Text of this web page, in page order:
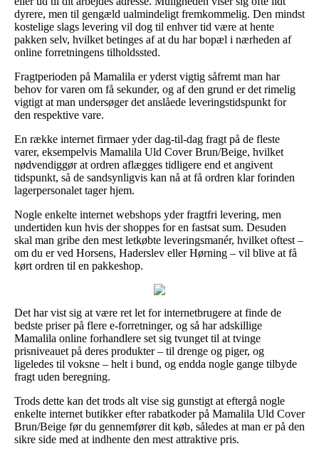
dyrere, men til gengæld ualmindeligt fremkommelig. Den mindst
kostelige slags levering vil dog til enhver tid være at hente
pakken selv, hvilket betinges af at du har bopæl i nærheden af
online forretningens tilholdssted.
Fragtperioden på Mamalila er yderst vigtig såfremt man har
behov for varen om få sekunder, og af den grund er det rimelig
vigtigt at man undersøger det anslåede leveringstidspunkt for
den respektive vare.
En række internet firmaer yder dag-til-dag fragt på de fleste
varer, eksempelvis Mamalila Uld Cover Brun/Beige, hvilket
nødvendiggør at ordren aflægges tidligere end et angivent
tidspunkt, så de sandsynligvis kan nå at få ordren klar forinden
lagerpersonalet tager hjem.
Nogle enkelte internet webshops yder fragtfri levering, men
undertiden kun hvis der shoppes for en fastsat sum. Desuden
skal man gribe den mest letkøbte leveringsmanér, hvilket oftest –
om du er ved Horsens, Haderslev eller Hørning – vil blive at få
kørt ordren til en pakkeshop.
Det har vist sig at være ret let for internetbrugere at finde de
bedste priser på flere e-forretninger, og så har adskillige
Mamalila online forhandlere set sig tvunget til at tvinge
prisniveauet på deres produkter – til drenge og piger, og
ligeledes til voksne – helt i bund, og endda nogle gange tilbyde
fragt uden beregning.
Trods dette kan det trods alt vise sig gunstigt at eftergå nogle
enkelte internet butikker efter rabatkoder på Mamalila Uld Cover
Brun/Beige før du gennemfører dit køb, således at man er på den
sikre side med at indhente den mest attraktive pris.